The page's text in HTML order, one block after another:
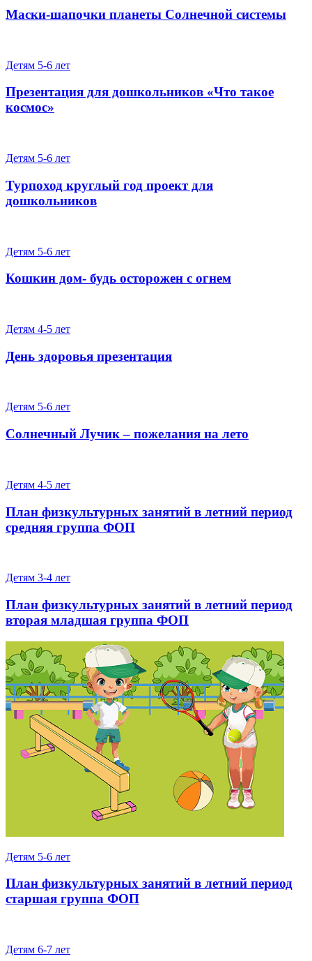
Маски-шапочки планеты Солнечной системы
Детям 5-6 лет
Презентация для дошкольников «Что такое
космос»
Детям 5-6 лет
Турпоход круглый год проект для
дошкольников
Детям 5-6 лет
Кошкин дом- будь осторожен с огнем
Детям 4-5 лет
День здоровья презентация
Детям 5-6 лет
Солнечный Лучик – пожелания на лето
Детям 4-5 лет
План физкультурных занятий в летний период
средняя группа ФОП
Детям 3-4 лет
План физкультурных занятий в летний период
вторая младшая группа ФОП
Детям 5-6 лет
План физкультурных занятий в летний период
старшая группа ФОП
Детям 6-7 лет